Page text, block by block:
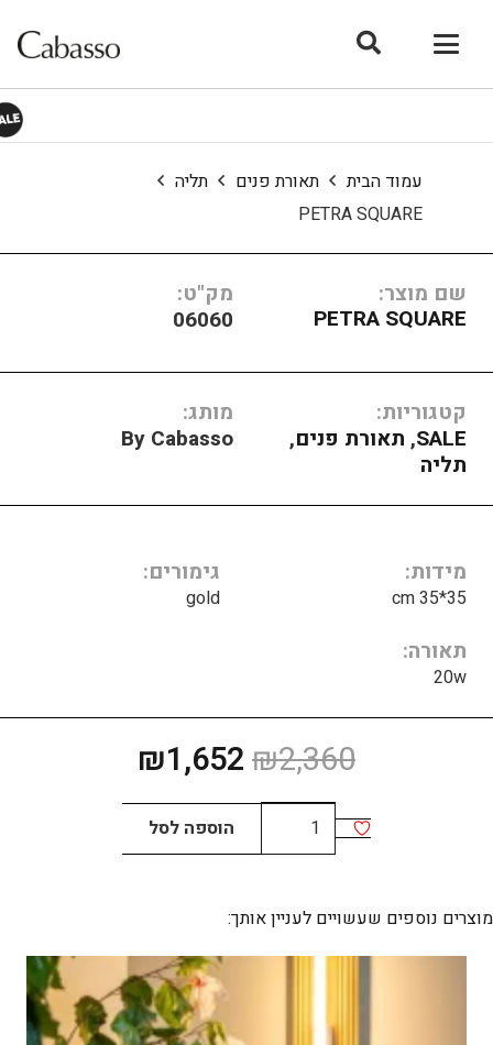
עמוד הבית תאורת פנים
תליה
PETRA SQUARE
שם מוצר:
PETRA SQUARE
מק"ט:
06060
קטגוריות:
SALE
, תאורת פנים,
תליה
מותג:
By Cabasso
מידות
35*35 cm
גימורים
gold
תאורה
20w
₪2,360 המחיר
המקורי
היה:
₪2,360.
₪1,652
₪1,652.
כמות
של
SQUARE
הוספה לסל
מוצרים נוספים שעשויים לעניין אותך: